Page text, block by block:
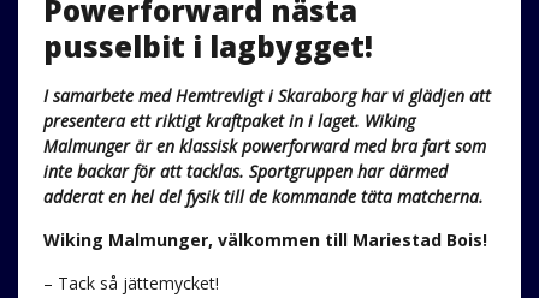
Powerforward nästa
pusselbit i lagbygget!
I samarbete med Hemtrevligt i Skaraborg har vi glädjen att
presentera ett riktigt kraftpaket in i laget. Wiking
Malmunger är en klassisk powerforward med bra fart som
inte backar för att tacklas. Sportgruppen har därmed
adderat en hel del fysik till de kommande täta matcherna.
Wiking Malmunger, välkommen till Mariestad Bois!
– Tack så jättemycket!